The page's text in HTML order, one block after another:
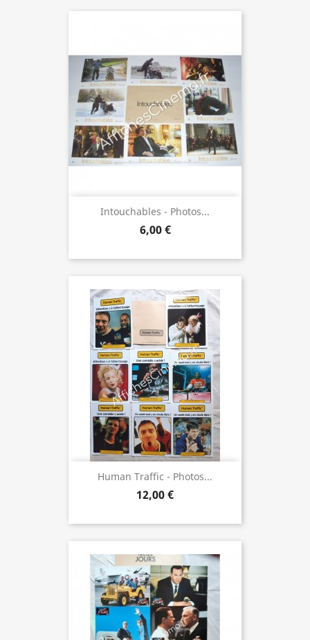
Intouchables - Photos...
6,00 €
Human Traffic - Photos...
12,00 €